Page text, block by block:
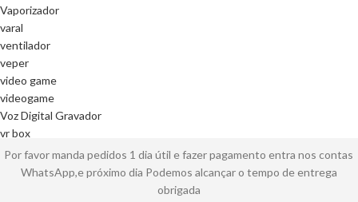
Vaporizador
varal
ventilador
veper
video game
videogame
Voz Digital Gravador
vr box
Por favor manda pedidos 1 dia útil e fazer pagamento entra nos contas
WhatsApp,e próximo dia Podemos alcançar o tempo de entrega
obrigada